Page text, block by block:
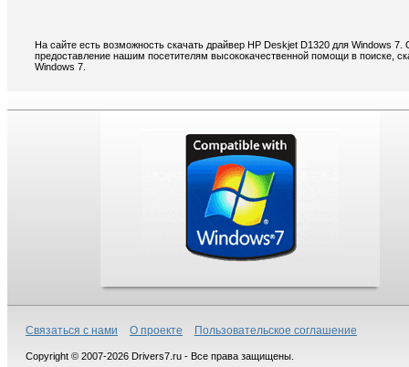
На сайте есть возможность скачать драйвер HP Deskjet D1320 для Windows
предоставление нашим посетителям высококачественной помощи в поиске,
Windows 7.
Связаться с нами О проекте Пользовательское соглашение
Copyright © 2007-2026 Drivers7.ru - Все права защищены.